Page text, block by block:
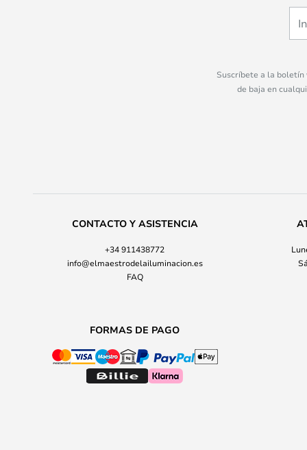
Suscríbete a la boletín
de baja en
CONTACTO Y ASISTENCIA
+34 911438772
info@elmaestrodelailuminacion.es
FAQ
FORMAS DE PAGO